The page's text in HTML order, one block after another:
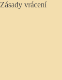
vrácení